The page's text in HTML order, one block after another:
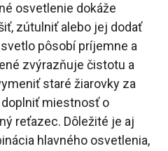
osvetlenie dokáže
zútulniť alebo jej dodať
pôsobí príjemne a
zvýrazňuje čistotu a
staré žiarovky za
doplniť miestnosť o
reťazec. Dôležité je aj
hlavného osvetlenia,